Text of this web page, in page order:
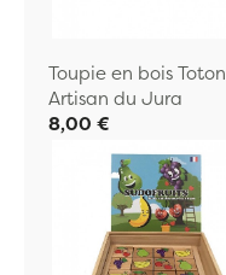
Toupie en bois Toton
Artisan du Jura
8,00 €